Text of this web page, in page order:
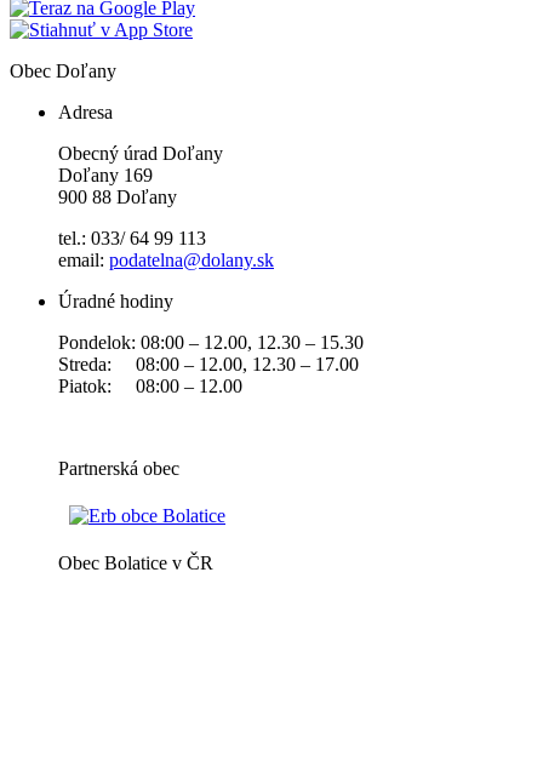
Obec Doľany
Adresa
Obecný úrad Doľany
Doľany 169
900 88 Doľany
tel.: 033/ 64 99 113
email: podatelna@dolany.sk
Úradné hodiny
Pondelok: 08:00 – 12.00, 12.30 – 15.30
Streda: 08:00 – 12.00, 12.30 – 17.00
Piatok: 08:00 – 12.00
Partnerská obec
Obec Bolatice v ČR